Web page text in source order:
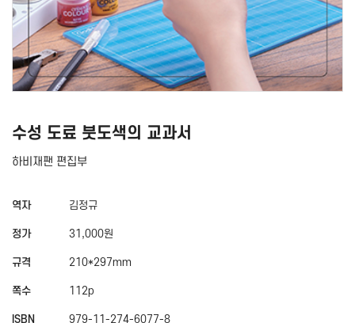
수성 도료 붓도색의 교과서
하비재팬 편집부
역자 김정규
정가 31,000원
규격 210*297mm
쪽수 112p
ISBN 979-11-274-6077-8